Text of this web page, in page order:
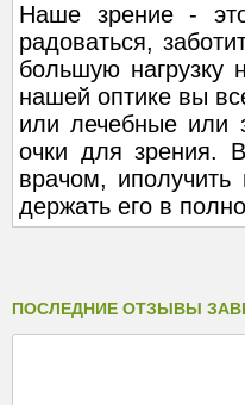
Наше зрение -
радоваться,
большую нагрузку
нашей оптике вы
или лечебные или
очки для зрения.
врачом,
держать его в
ПОСЛЕДНИЕ ОТЗЫВЫ